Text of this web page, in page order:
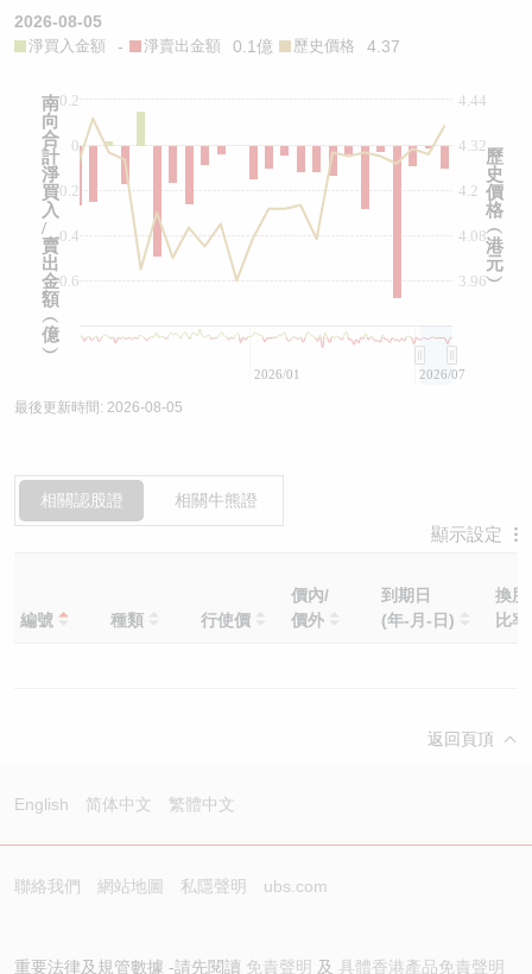
2026-08-05
淨買入金額 - 淨賣出金額 0.1億 歷史價格 4.37
0
-0.6
-0.4
-0.2
0.2
3.96
4.08
4.2
4.32
4.44
2026/01 2026/07
南
向
合
計
淨
買
入
/
賣
出
金
額
︵
億
︶
歷
史
價
格
︵
港
元
︶
最後更新時間: 2026-08-05
相關認股證 相關牛熊證
顯示設定
編號 種類 行使價
價內/
價外
到期日
(年-月-日)
換股
比率
返回頁頂
English 简体中文 繁體中文
聯絡我們 網站地圖 私隱聲明 ubs.com
重要法律及規管數據 -請先閱讀 免責聲明 及 具體香港產品免責聲明